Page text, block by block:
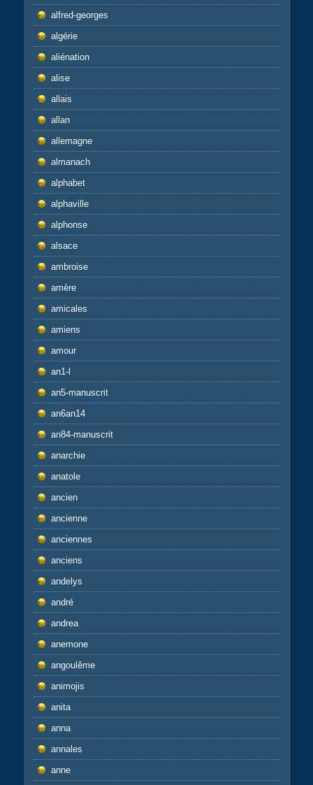
alfred-georges
algérie
aliénation
alise
allais
allan
allemagne
almanach
alphabet
alphaville
alphonse
alsace
ambroise
amère
amicales
amiens
amour
an1-l
an5-manuscrit
an6an14
an84-manuscrit
anarchie
anatole
ancien
ancienne
anciennes
anciens
andelys
andré
andrea
anemone
angoulême
animojis
anita
anna
annales
anne